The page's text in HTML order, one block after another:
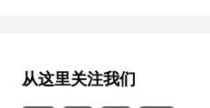
从这里关注我们